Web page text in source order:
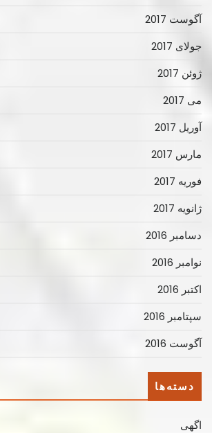
آگوست 2017
جولای 2017
ژوئن 2017
می 2017
آوریل 2017
مارس 2017
فوریه 2017
ژانویه 2017
دسامبر 2016
نوامبر 2016
اکتبر 2016
سپتامبر 2016
آگوست 2016
دسته‌ها
اگهی